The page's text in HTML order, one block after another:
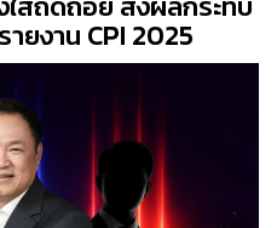
ายงาน CPI 2025